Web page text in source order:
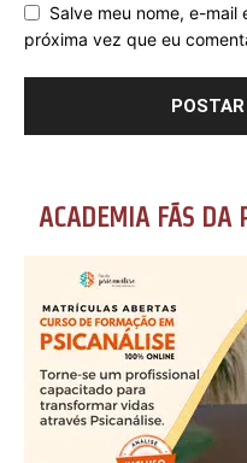
Salve meu nome, e-
próxima vez que eu
ACADEMIA FÃS DA